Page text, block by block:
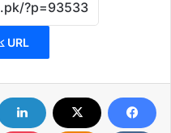
URL کاپی کریں